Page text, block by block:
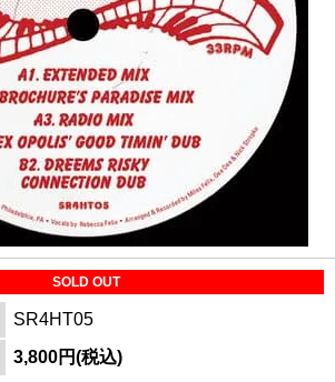
SOLD OUT
SR4HT05
3,800円(税込)